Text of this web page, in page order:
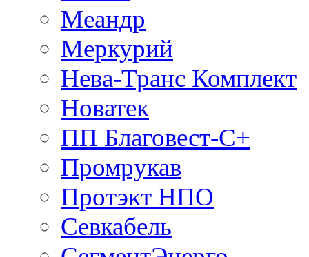
Меандр
Меркурий
Нева-Транс Комплект
Новатек
ПП Благовест-С+
Промрукав
Протэкт НПО
Севкабель